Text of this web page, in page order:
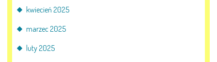
kwiecień 2025
marzec 2025
luty 2025